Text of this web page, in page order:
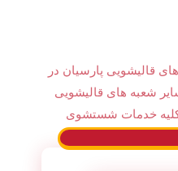
یکی از 20 شعبه های قالیشویی پارسیان در
شعبه های قالیشویی
کلیه خدمات شستشوی